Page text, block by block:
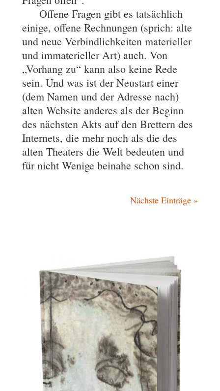
Offene Fragen gibt es tatsächlich
einige, offene Rechnungen (sprich: alte
und neue Verbindlichkeiten materieller
und immaterieller Art) auch. Von
„Vorhang zu“ kann also keine Rede
sein. Und was ist der Neustart einer
(dem Namen und der Adresse nach)
alten Website anderes als der Beginn
des nächsten Akts auf den Brettern des
Internets, die mehr noch als die des
alten Theaters die Welt bedeuten und
für nicht Wenige beinahe schon sind.
Nächste Einträge »